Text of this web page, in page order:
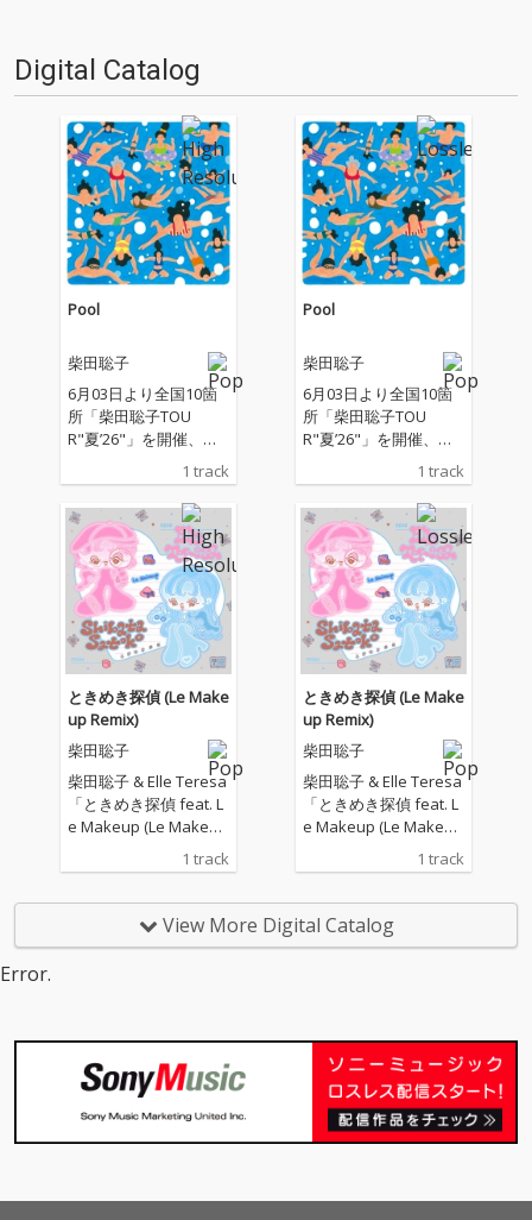
Digital Catalog
Pool
柴田聡子
6月03日より全国10箇
所「柴田聡子TOU
R"夏’26"」を開催、「F
6」にも出演する柴田
聡子の新曲。 ツアーや
フェスでもでも盛り上
がり必至の柴田聡子と
バンドメンバーによる
ダンサブルな新曲「Po
ol」。 プロデュース
は、柴田聡子、岡田拓
郎。マスタリングは、
Dave Cooley。
1 track
Pool
柴田聡子
6月03日より全国10箇
所「柴田聡子TOU
R"夏’26"」を開催、「F
6」にも出演する柴田
聡子の新曲。 ツアーや
フェスでもでも盛り上
がり必至の柴田聡子と
バンドメンバーによる
ダンサブルな新曲「Po
ol」。 プロデュース
は、柴田聡子、岡田拓
郎。マスタリングは、
Dave Cooley。
1 track
ときめき探偵 (Le Make
up Remix)
柴田聡子
柴田聡子 & Elle Teresa
「ときめき探偵 feat. L
e Makeup (Le Makeup
Remix)」2025.12.17 Re
lease Elle Teresaを迎
「シナントロープ」オ
ープニングテーマ曲
リング、Dave Coole
y。アートディレクシ
ョン、デザイン、坂脇
慶。イラストレーショ
1 track
ときめき探偵 (Le Make
up Remix)
柴田聡子
柴田聡子 & Elle Teresa
「ときめき探偵 feat. L
e Makeup (Le Makeup
Remix)」2025.12.17 Re
lease Elle Teresaを迎
「シナントロープ」オ
ープニングテーマ曲
るリミックス。 マスタ
リング、Dave Coole
y。アートディレクシ
ョン、デザイン、坂脇
慶。イラストレーショ
1 track
View More Digital Catalog
Error.